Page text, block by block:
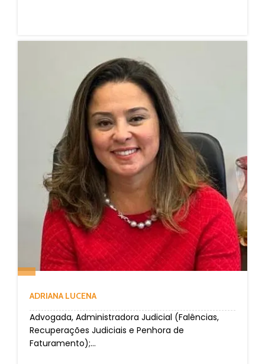
ADRIANA LUCENA
Advogada, Administradora Judicial (Falências,
Recuperações Judiciais e Penhora de
Faturamento);...